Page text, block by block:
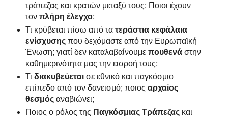
τράπεζας και κρατών μεταξύ τους; Ποιοι έχουν
τον πλήρη έλεγχο;
Τι κρύβεται πίσω από τα τεράστια κεφάλαια
ενίσχυσης που δεχόμαστε από την Ευρωπαϊκή
Ένωση; γιατί δεν καταλαβαίνουμε πουθενάστην
καθημερινότητα μας την εισροή τους;
Τι διακυβεύεταισε εθνικό και παγκόσμιο
επίπεδο από τον δανεισμό; ποιος αρχαίος
θεσμόςαναβιώνει;
Ποιος ο ρόλος της Παγκόσμιας Τράπεζαςκαι